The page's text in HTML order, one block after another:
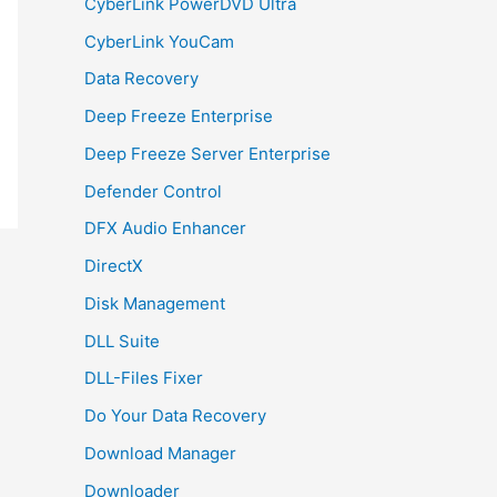
CyberLink YouCam
Data Recovery
Deep Freeze Enterprise
Deep Freeze Server Enterprise
Defender Control
DFX Audio Enhancer
DirectX
Disk Management
DLL Suite
DLL-Files Fixer
Do Your Data Recovery
Download Manager
Downloader